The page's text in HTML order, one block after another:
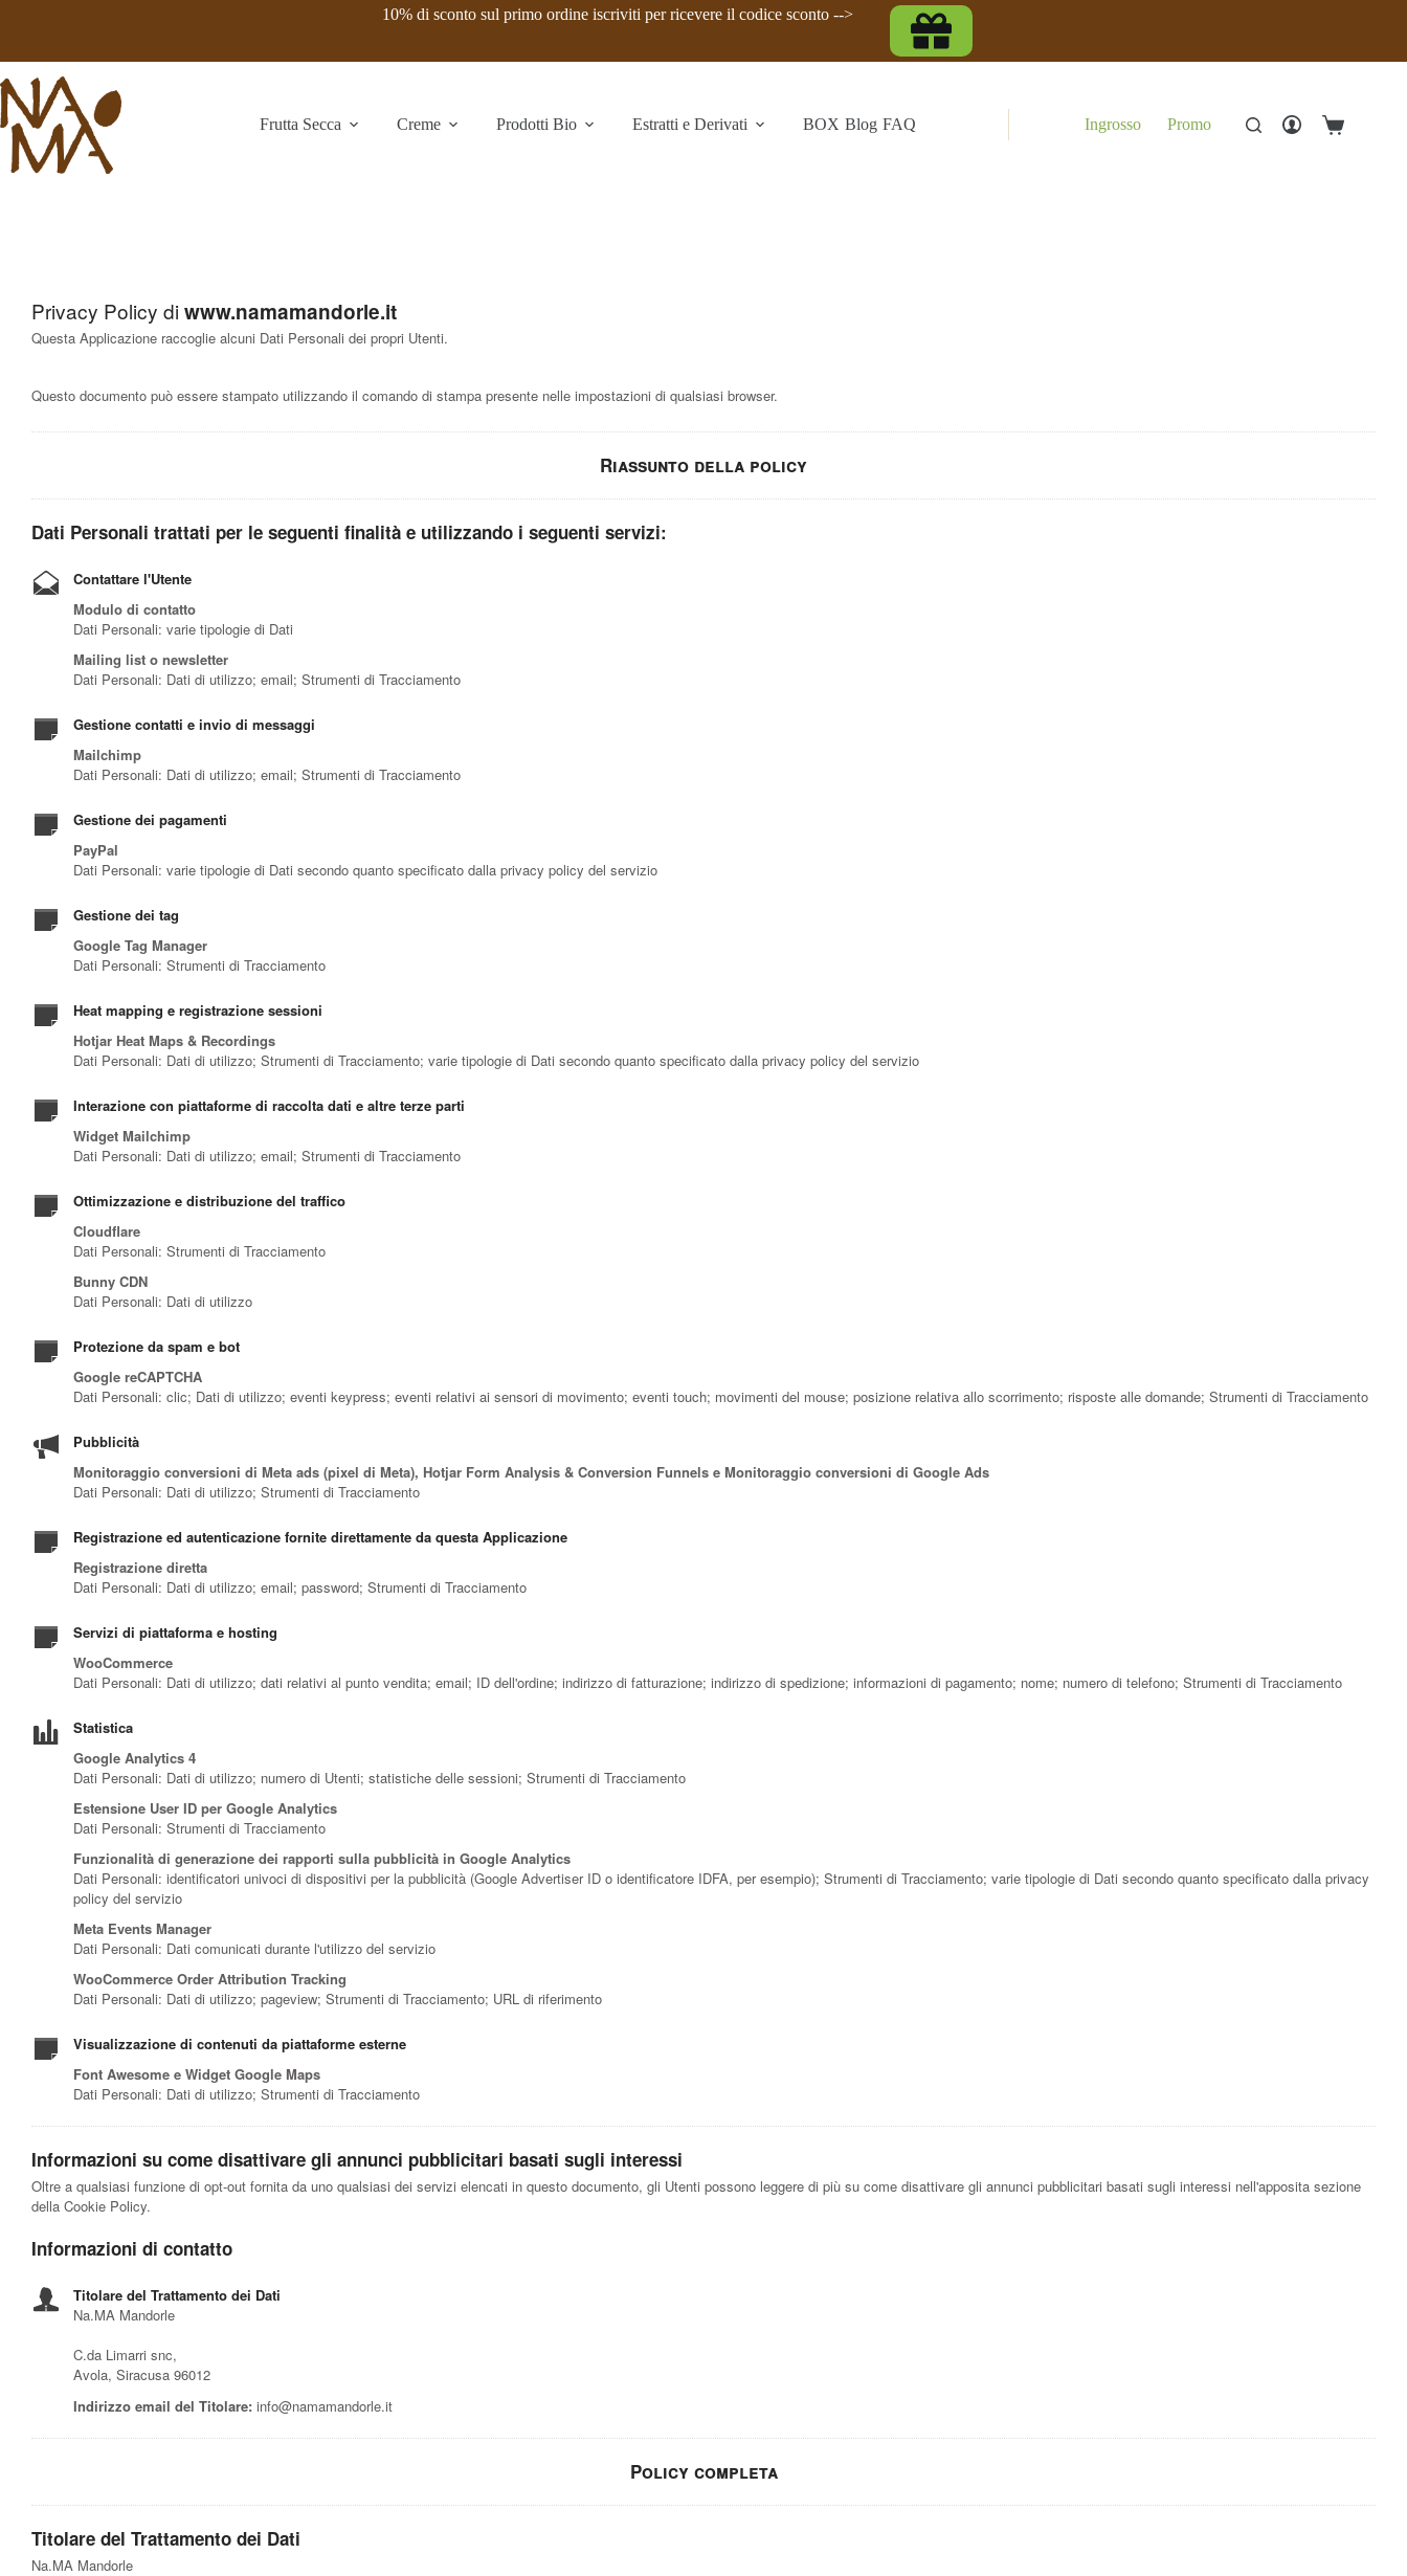
10% di sconto sul primo ordine iscriviti per ricevere il codice sconto -->
Frutta Secca Creme Prodotti Bio Estratti e Derivati BOX Blog FAQ Ingrosso Promo Carrello
Privacy Policy di www.namamandorle.it
Questa Applicazione raccoglie alcuni Dati Personali dei propri Utenti.
Questo documento può essere stampato utilizzando il comando di stampa presente nelle impostazioni di qualsiasi browser.
Riassunto della policy
Dati Personali trattati per le seguenti finalità e utilizzando i seguenti servizi:
Contattare l'Utente
Modulo di contatto
Dati Personali: varie tipologie di Dati
Mailing list o newsletter
Dati Personali: Dati di utilizzo; email; Strumenti di Tracciamento
Gestione contatti e invio di messaggi
Mailchimp
Dati Personali: Dati di utilizzo; email; Strumenti di Tracciamento
Gestione dei pagamenti
PayPal
Dati Personali: varie tipologie di Dati secondo quanto specificato dalla privacy policy del servizio
Gestione dei tag
Google Tag Manager
Dati Personali: Strumenti di Tracciamento
Heat mapping e registrazione sessioni
Hotjar Heat Maps & Recordings
Dati Personali: Dati di utilizzo; Strumenti di Tracciamento; varie tipologie di Dati secondo quanto specificato dalla privacy policy del servizio
Interazione con piattaforme di raccolta dati e altre terze parti
Widget Mailchimp
Dati Personali: Dati di utilizzo; email; Strumenti di Tracciamento
Ottimizzazione e distribuzione del traffico
Cloudflare
Dati Personali: Strumenti di Tracciamento
Bunny CDN
Dati Personali: Dati di utilizzo
Protezione da spam e bot
Google reCAPTCHA
Dati Personali: clic; Dati di utilizzo; eventi keypress; eventi relativi ai sensori di movimento; eventi touch; movimenti del mouse; posizione relativa allo scorrimento; risposte alle domande; Strumenti di Tracciamento
Pubblicità
Monitoraggio conversioni di Meta ads (pixel di Meta), Hotjar Form Analysis & Conversion Funnels e Monitoraggio conversioni di Google Ads
Dati Personali: Dati di utilizzo; Strumenti di Tracciamento
Registrazione ed autenticazione fornite direttamente da questa Applicazione
Registrazione diretta
Dati Personali: Dati di utilizzo; email; password; Strumenti di Tracciamento
Servizi di piattaforma e hosting
WooCommerce
Dati Personali: Dati di utilizzo; dati relativi al punto vendita; email; ID dell'ordine; indirizzo di fatturazione; indirizzo di spedizione; informazioni di pagamento; nome; numero di telefono; Strumenti di Tracciamento
Statistica
Google Analytics 4
Dati Personali: Dati di utilizzo; numero di Utenti; statistiche delle sessioni; Strumenti di Tracciamento
Estensione User ID per Google Analytics
Dati Personali: Strumenti di Tracciamento
Funzionalità di generazione dei rapporti sulla pubblicità in Google Analytics
Dati Personali: identificatori univoci di dispositivi per la pubblicità (Google Advertiser ID o identificatore IDFA, per esempio); Strumenti di Tracciamento; varie tipologie di Dati secondo quanto specificato dalla privacy
policy del servizio
Meta Events Manager
Dati Personali: Dati comunicati durante l'utilizzo del servizio
WooCommerce Order Attribution Tracking
Dati Personali: Dati di utilizzo; pageview; Strumenti di Tracciamento; URL di riferimento
Visualizzazione di contenuti da piattaforme esterne
Font Awesome e Widget Google Maps
Dati Personali: Dati di utilizzo; Strumenti di Tracciamento
Informazioni su come disattivare gli annunci pubblicitari basati sugli interessi
Oltre a qualsiasi funzione di opt-out fornita da uno qualsiasi dei servizi elencati in questo documento, gli Utenti possono leggere di più su come disattivare gli annunci pubblicitari basati sugli interessi nell'apposita sezione
della Cookie Policy.
Informazioni di contatto
Titolare del Trattamento dei Dati
Na.MA Mandorle
C.da Limarri snc,
Avola, Siracusa 96012
Indirizzo email del Titolare: info@namamandorle.it
Policy completa
Titolare del Trattamento dei Dati
Na.MA Mandorle